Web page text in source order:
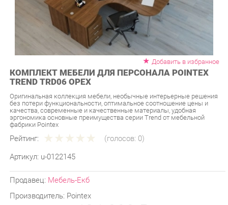
Добавить в избранное
КОМПЛЕКТ МЕБЕЛИ ДЛЯ ПЕРСОНАЛА POINTEX
TREND TRD06 ОРЕХ
Оригинальная коллекция мебели, необычные интерьерные решения
качества, современные и качественные материалы, удобная
эргономика основные преимущества серии Trend от мебельной
фабрики Pointex
Рейтинг:
Артикул: u-0122145
Производитель:Pointex
Последняя цена: 131 090 ₽